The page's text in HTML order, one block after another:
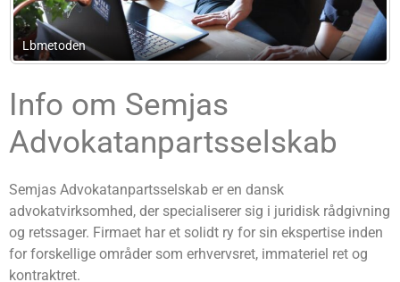
Advokat Peter Burkal Larsen
Info om Semjas
Advokatanpartsselskab
Semjas Advokatanpartsselskab er en dansk
advokatvirksomhed, der specialiserer sig i juridisk rådgivning
og retssager. Firmaet har et solidt ry for sin ekspertise inden
for forskellige områder som erhvervsret, immateriel ret og
kontraktret.